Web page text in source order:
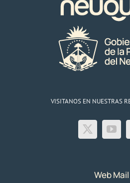
VISITANOS EN NUESTRAS
Web Mail